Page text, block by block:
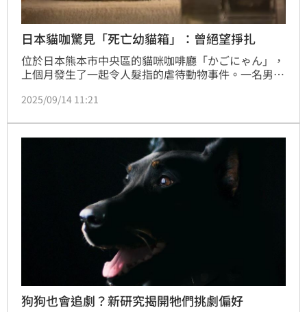
日本貓咖驚見「死亡幼貓箱」：曾絕望掙扎
位於日本熊本市中央區的貓咪咖啡廳「かごにゃん」，
上個月發生了一起令人髮指的虐待動物事件。一名男子
有三隻已經死亡的幼貓。據店家事後檢查，箱子的內外
命掙扎，試圖逃脫，場面令人鼻酸。
2025/09/14 11:21
狗狗也會追劇？新研究揭開牠們挑劇偏好